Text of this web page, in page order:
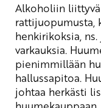
Alkoholiin
rattijuopumusta,
henkirikoksia,
varkauksia.
pienimmillään
hallussapitoa.
johtaa herkästi